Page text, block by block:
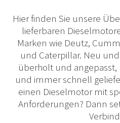
Hier finden Sie unsere
lieferbaren
Marken wie Deutz,
und Caterpillar. Neu
überholt und
und immer schnell
einen Dieselmotor mit
Anforderungen? Dann